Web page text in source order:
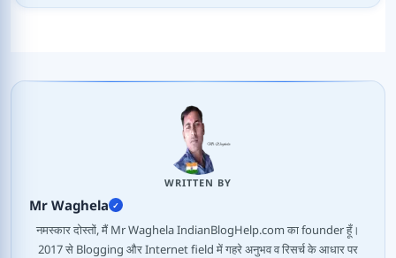
WRITTEN BY
Mr Waghela ✓
नमस्कार दोस्तों, मैं Mr Waghela IndianBlogHelp.com का founder हूँ।
2017 से Blogging और Internet field में गहरे अनुभव व रिसर्च के आधार पर